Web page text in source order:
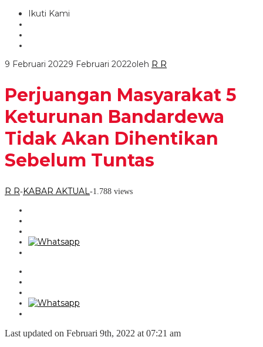
Ikuti Kami
9 Februari 20229 Februari 2022oleh R R
Perjuangan Masyarakat 5
Keturunan Bandardewa
Tidak Akan Dihentikan
Sebelum Tuntas
R R-KABAR AKTUAL-1.788 views
Last updated on Februari 9th, 2022 at 07:21 am